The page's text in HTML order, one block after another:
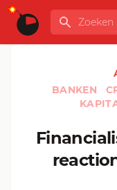
Ga naar de inhoud
GLOBALINFO
Zoeken
BANKEN
Financialisatie, precariteit en